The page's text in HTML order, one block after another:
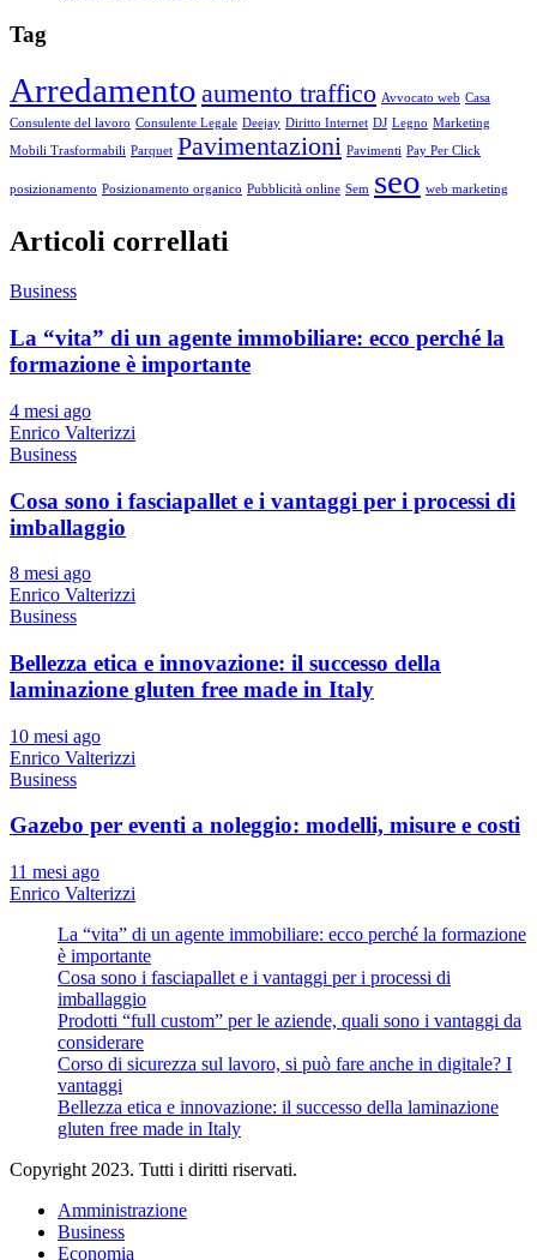
Tag
Arredamento aumento traffico Avvocato web Casa
Consulente del lavoro Consulente Legale Deejay Diritto Internet DJ Legno Marketing
Mobili Trasformabili Parquet Pavimentazioni Pavimenti Pay Per Click
posizionamento Posizionamento organico Pubblicità online Sem seo web marketing
Articoli correllati
Business
La “vita” di un agente immobiliare: ecco perché la
formazione è importante
4 mesi ago
Enrico Valterizzi
Business
Cosa sono i fasciapallet e i vantaggi per i processi di
imballaggio
8 mesi ago
Enrico Valterizzi
Business
Bellezza etica e innovazione: il successo della
laminazione gluten free made in Italy
10 mesi ago
Enrico Valterizzi
Business
Gazebo per eventi a noleggio: modelli, misure e costi
11 mesi ago
Enrico Valterizzi
La “vita” di un agente immobiliare: ecco perché la formazione
è importante
Cosa sono i fasciapallet e i vantaggi per i processi di
imballaggio
Prodotti “full custom” per le aziende, quali sono i vantaggi da
considerare
Corso di sicurezza sul lavoro, si può fare anche in digitale? I
vantaggi
Bellezza etica e innovazione: il successo della laminazione
gluten free made in Italy
Copyright 2023. Tutti i diritti riservati.
Amministrazione
Business
Economia